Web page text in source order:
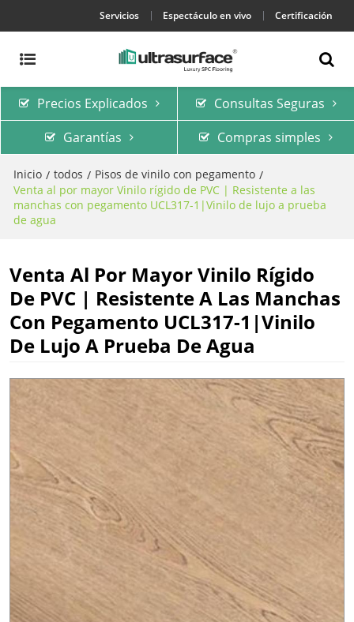
Servicios Espectáculo en vivo Certificación
Precios Explicados
Consultas Seguras
Garantías
Compras simples
Inicio / todos / Pisos de vinilo con pegamento /
Venta al por mayor Vinilo rígido de PVC | Resistente a las
manchas con pegamento UCL317-1|Vinilo de lujo a prueba
de agua
Venta Al Por Mayor Vinilo Rígido
De PVC | Resistente A Las Manchas
Con Pegamento UCL317-1|Vinilo
De Lujo A Prueba De Agua